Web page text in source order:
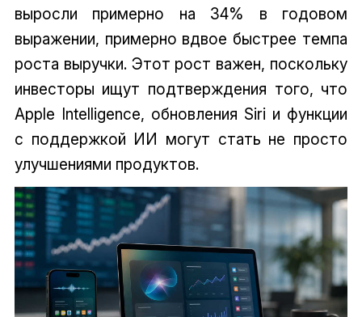
выросли примерно на 34% в годовом
выражении, примерно вдвое быстрее темпа
роста выручки. Этот рост важен, поскольку
инвесторы ищут подтверждения того, что
Apple Intelligence, обновления Siri и функции
с поддержкой ИИ могут стать не просто
улучшениями продуктов.